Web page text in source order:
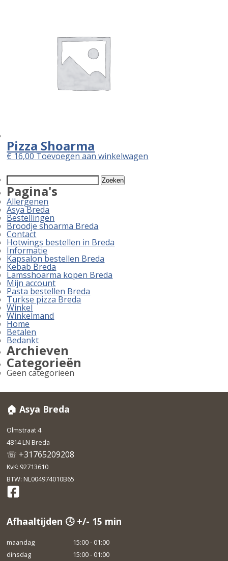
Pizza Shoarma
€16,00Toevoegen aan winkelwagen
Zoeken
naar:
Pagina's
Allergenen
Asya Breda
Bestellingen
Broodje shoarma Breda
Contact
Hotwings bestellen in Breda
Informatie
Kapsalon bestellen Breda
Kebab Breda
Lamsshoarma kopen Breda
Mijn account
Pasta bestellen Breda
Turkse pizza Breda
Winkel
Winkelmand
Home
Betalen
Bedankt
Archieven
Categorieën
Geen categorieën
🏠 Asya Breda
Olmstraat 4
4814 LN Breda
☏ +31765209208
KvK: 92713610
BTW: NL004974010B65
Afhaaltijden 🕓 +/- 15 min
maandag
15:00 - 01:00
dinsdag
15:00 - 01:00